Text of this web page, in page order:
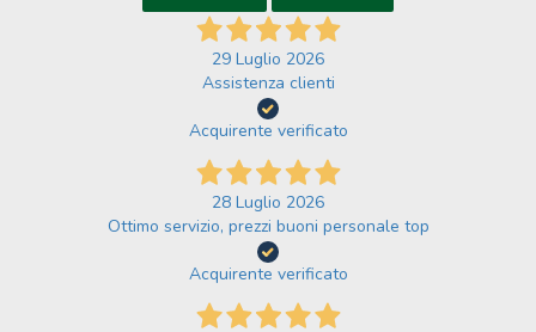
29 Luglio 2026
Assistenza clienti
Acquirente verificato
28 Luglio 2026
Ottimo servizio, prezzi buoni personale top
Acquirente verificato